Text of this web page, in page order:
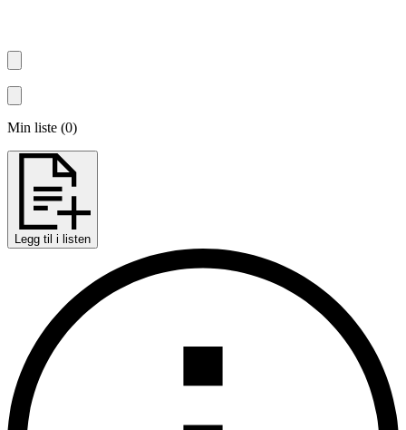
Min liste (0)
Legg til i listen